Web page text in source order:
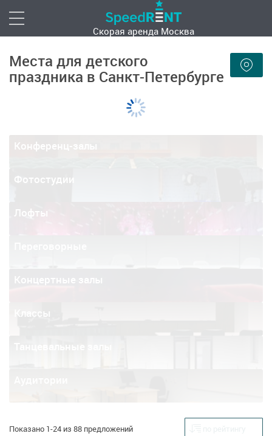
Скорая аренда Москва
Места для детского
праздника в Санкт-Петербурге
Конференц-залы
Фотостудии
Лофты
Классы
Показано 1-24 из 88 предложений